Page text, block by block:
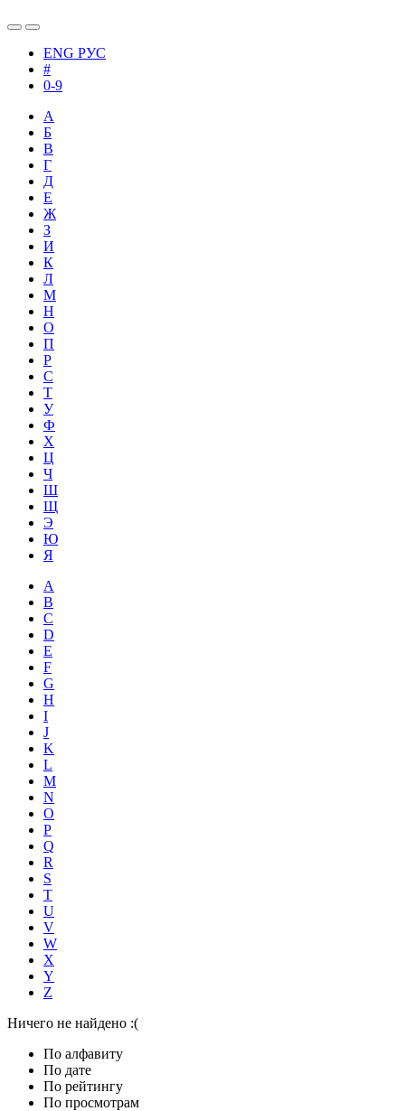
ENG РУС
#
0-9
А
Б
В
Г
Д
Е
Ж
З
И
К
Л
М
Н
О
П
Р
С
Т
У
Ф
Х
Ц
Ч
Ш
Щ
Э
Ю
Я
A
B
C
D
E
F
G
H
I
J
K
L
M
N
O
P
Q
R
S
T
U
V
W
X
Y
Z
Ничего не найдено :(
По алфавиту
По дате
По рейтингу
По просмотрам